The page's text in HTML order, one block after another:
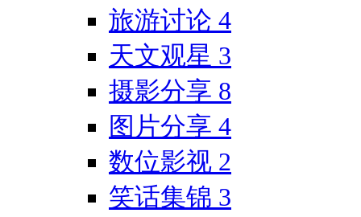
旅游讨论 4
天文观星 3
摄影分享 8
图片分享 4
数位影视 2
笑话集锦 3